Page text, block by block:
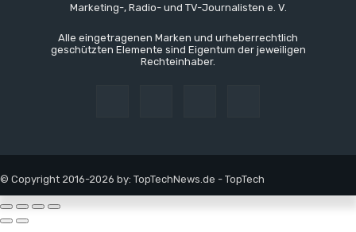
Marketing-, Radio- und TV-Journalisten e. V.
Alle eingetragenen Marken und urheberrechtlich
geschützten Elemente sind Eigentum der jeweiligen
Rechteinhaber.
© Copyright 2016-2026 by: TopTechNews.de - TopTech